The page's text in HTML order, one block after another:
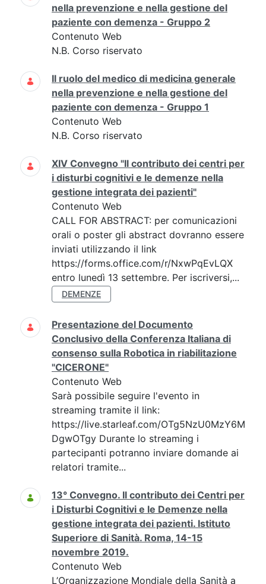
nella prevenzione e nella gestione del
paziente con demenza - Gruppo 2
Contenuto Web
N.B. Corso riservato
Il ruolo del medico di medicina generale
nella prevenzione e nella gestione del
paziente con demenza - Gruppo 1
Contenuto Web
N.B. Corso riservato
XIV Convegno "Il contributo dei centri per
i disturbi cognitivi e le demenze nella
gestione integrata dei pazienti"
Contenuto Web
CALL FOR ABSTRACT: per comunicazioni
orali o poster gli abstract dovranno essere
inviati utilizzando il link
https://forms.office.com/r/NxwPqEvLQX
entro lunedì 13 settembre. Per iscriversi,...
DEMENZE
Presentazione del Documento
Conclusivo della Conferenza Italiana di
consenso sulla Robotica in riabilitazione
"CICERONE"
Contenuto Web
Sarà possibile seguire l'evento in
streaming tramite il link:
https://live.starleaf.com/OTg5NzU0MzY6M
DgwOTgy Durante lo streaming i
partecipanti potranno inviare domande ai
relatori tramite...
13° Convegno. Il contributo dei Centri per
i Disturbi Cognitivi e le Demenze nella
gestione integrata dei pazienti. Istituto
Superiore di Sanità. Roma, 14-15
novembre 2019.
Contenuto Web
L’Organizzazione Mondiale della Sanità a